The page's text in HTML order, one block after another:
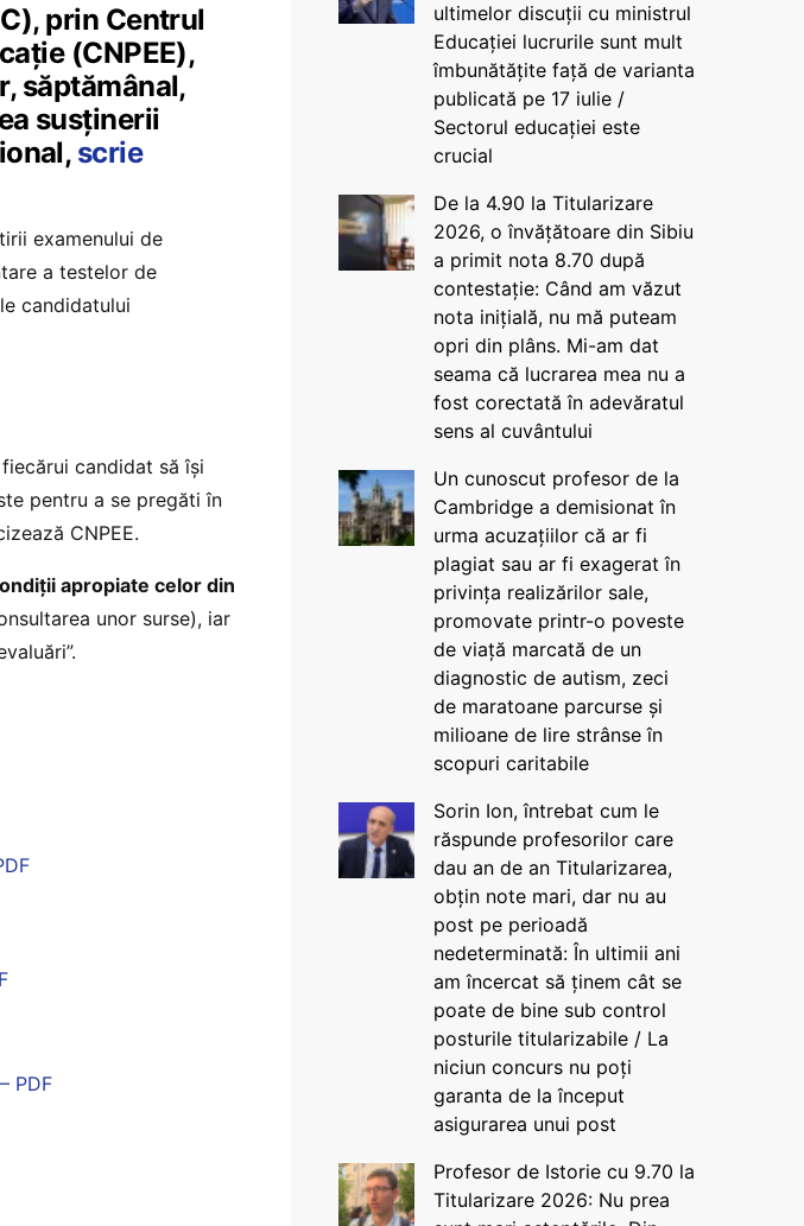
prin Centrul
(CNPEE),
săptămânal,
susținerii
scrie
examenului de
a testelor de
candidatului
candidat să își
pentru a se pregăti în
CNPEE.
apropiate celor din
unor surse), iar
PDF
ultimelor discuții cu ministrul
Educației lucrurile sunt mult
îmbunătățite față de varianta
publicată pe 17 iulie /
Sectorul educației este
crucial
De la 4.90 la Titularizare
2026, o învățătoare din Sibiu
a primit nota 8.70 după
contestație: Când am văzut
nota inițială, nu mă puteam
opri din plâns. Mi-am dat
seama că lucrarea mea nu a
fost corectată în adevăratul
sens al cuvântului
Un cunoscut profesor de la
Cambridge a demisionat în
urma acuzațiilor că ar fi
plagiat sau ar fi exagerat în
privința realizărilor sale,
promovate printr-o poveste
de viață marcată de un
diagnostic de autism, zeci
de maratoane parcurse și
milioane de lire strânse în
scopuri caritabile
Sorin Ion, întrebat cum le
răspunde profesorilor care
dau an de an Titularizarea,
obțin note mari, dar nu au
post pe perioadă
nedeterminată: În ultimii ani
am încercat să ținem cât se
poate de bine sub control
posturile titularizabile / La
niciun concurs nu poți
garanta de la început
asigurarea unui post
Profesor de Istorie cu 9.70 la
Titularizare 2026: Nu prea